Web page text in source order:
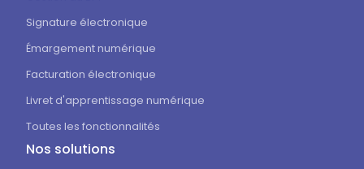
Signature électronique
Émargement numérique
Facturation électronique
Livret d'apprentissage numérique
Toutes les fonctionnalités
Nos solutions